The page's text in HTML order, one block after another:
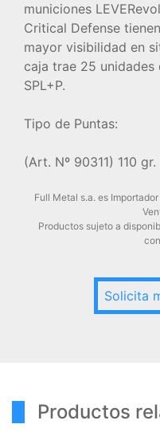
municiones
Critical Defense
mayor visibilidad en
caja trae 25
SPL+P.
Tipo de Puntas:
(Art. Nº 90311) 110 gr.
Full Metal s.a. es
Productos sujeto a
Solicita
Productos